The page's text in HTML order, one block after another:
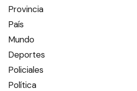
Provincia
País
Mundo
Deportes
Policiales
Política